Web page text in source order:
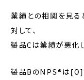
業績との相関を見る
対して、
製品Cは業績が悪化
製品BのNPS®は[０]